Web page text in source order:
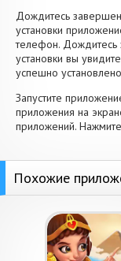
Дождитесь
установки
телефон. Дождитесь
установки вы
успешно
Запустите
приложения на
приложений.
Похожие